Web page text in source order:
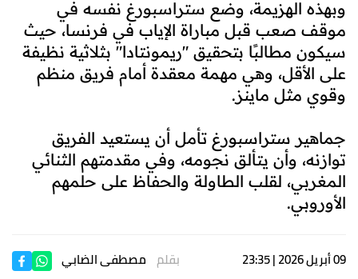
وبهذه الهزيمة، وضع ستراسبورغ نفسه في
موقف صعب قبل مباراة الإياب في فرنسا، حيث
سيكون مطالبًا بتحقيق "ريمونتادا" بثلاثية نظيفة
على الأقل، وهي مهمة معقدة أمام فريق منظم
وقوي مثل ماينز.
جماهير ستراسبورغ تأمل أن يستعيد الفريق
توازنه، وأن يتألق نجومه، وفي مقدمتهم الثنائي
المغربي، لقلب الطاولة والحفاظ على حلمهم
الأوروبي.
09 أبريل 2026 | 23:35 بقلم مصطفى الضابي